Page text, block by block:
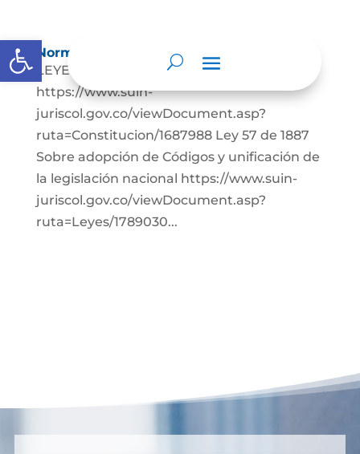
Abrir barra de herramientas
Normatividad
LEYES: Constitución Política de Colombia.
https://www.suin-
juriscol.gov.co/viewDocument.asp?
ruta=Constitucion/1687988 Ley 57 de 1887
Sobre adopción de Códigos y unificación de
la legislación nacional https://www.suin-
juriscol.gov.co/viewDocument.asp?
ruta=Leyes/1789030...